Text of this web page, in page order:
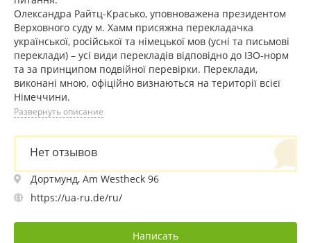
Олександра Райтц-Красько, уповноважена президентом
Верховного суду м. Хамм присяжна перекладачка
української, російської та німецької мов (усні та письмові
переклади) – усі види перекладів відповідно до ІЗО-норм
та за принципом подвійної перевірки. Переклади,
виконані мною, офіційно визнаються на території всієї
Німеччини.
Развернуть описание
Нет отзывов
Дортмунд, Am Westheck 96
https://ua-ru.de/ru/
Написать